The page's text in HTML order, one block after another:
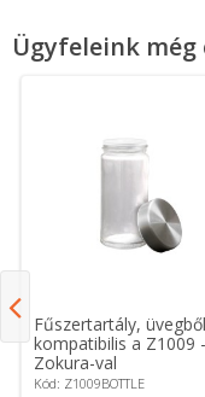
Ügyfeleink
Fűszertartály,
kompatibilis a Z1009 -
Zokura-val
Kód: Z1009BOTTLE